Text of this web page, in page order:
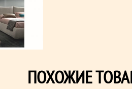
ПОХОЖИЕ